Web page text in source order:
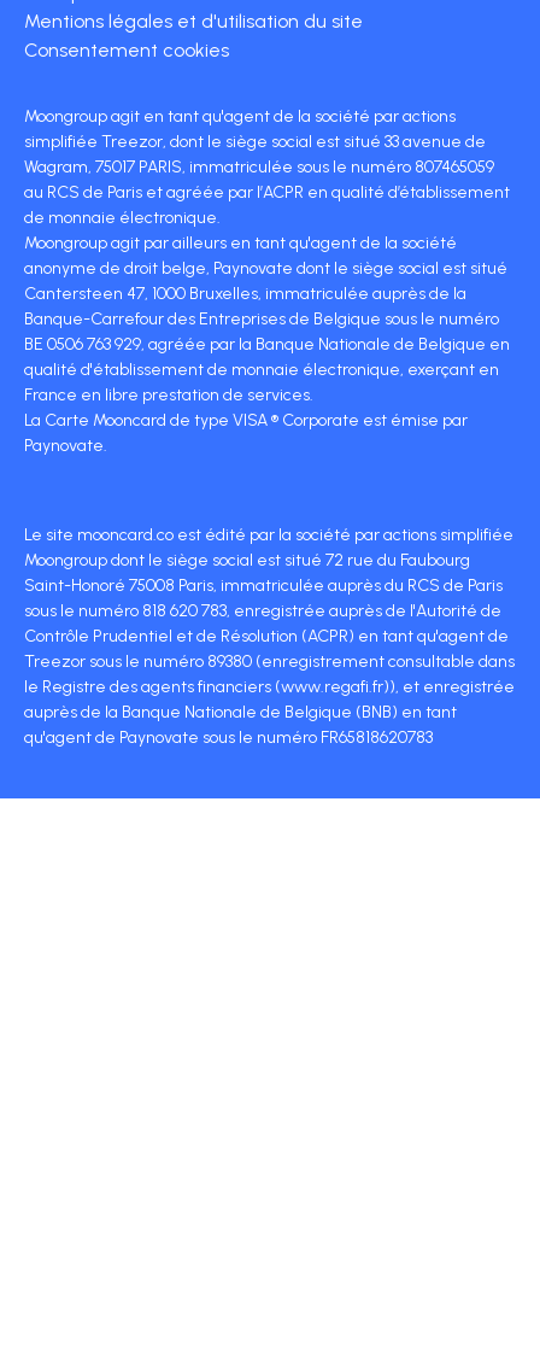
Mentions légales et d'utilisation du site
Consentement cookies
Moongroup agit en tant qu'agent de la société par actions
simplifiée Treezor, dont le siège social est situé 33 avenue de
Wagram, 75017 PARIS, immatriculée sous le numéro 807465059
au RCS de Paris et agréée par l’ACPR en qualité d’établissement
de monnaie électronique.
Moongroup agit par ailleurs en tant qu'agent de la société
anonyme de droit belge, Paynovate dont le siège social est situé
Cantersteen 47, 1000 Bruxelles, immatriculée auprès de la
Banque-Carrefour des Entreprises de Belgique sous le numéro
BE 0506 763 929, agréée par la Banque Nationale de Belgique en
qualité d'établissement de monnaie électronique, exerçant en
France en libre prestation de services.
La Carte Mooncard de type VISA ® Corporate est émise par
Paynovate.
Le site mooncard.co est édité par la société par actions simplifiée
Moongroup dont le siège social est situé 72 rue du Faubourg
Saint-Honoré 75008 Paris, immatriculée auprès du RCS de Paris
sous le numéro 818 620 783, enregistrée auprès de l'Autorité de
Contrôle Prudentiel et de Résolution (ACPR) en tant qu'agent de
Treezor sous le numéro 89380 (enregistrement consultable dans
le Registre des agents financiers (www.regafi.fr)), et enregistrée
auprès de la Banque Nationale de Belgique (BNB) en tant
qu'agent de Paynovate sous le numéro FR65818620783